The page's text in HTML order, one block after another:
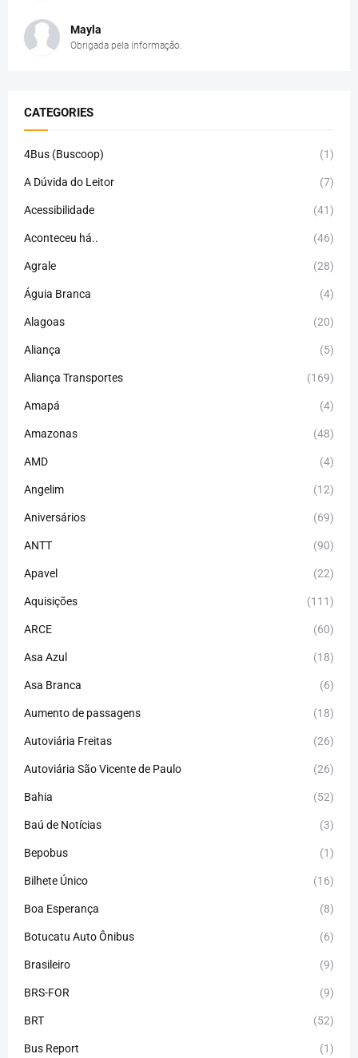
Mayla
Obrigada pela informação.
CATEGORIES
4Bus (Buscoop) (1)
A Dúvida do Leitor (7)
Acessibilidade (41)
Aconteceu há.. (46)
Agrale (28)
Águia Branca (4)
Alagoas (20)
Aliança (5)
Aliança Transportes (169)
Amapá (4)
Amazonas (48)
AMD (4)
Angelim (12)
Aniversários (69)
ANTT (90)
Apavel (22)
Aquisições (111)
ARCE (60)
Asa Azul (18)
Asa Branca (6)
Aumento de passagens (18)
Autoviária Freitas (26)
Autoviária São Vicente de Paulo (26)
Bahia (52)
Baú de Notícias (3)
Bepobus (1)
Bilhete Único (16)
Boa Esperança (8)
Botucatu Auto Ônibus (6)
Brasileiro (9)
BRS-FOR (9)
BRT (52)
Bus Report (1)